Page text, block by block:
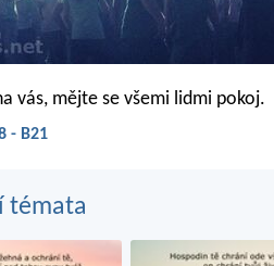
vás, mějte se všemi lidmi pokoj.
- B21
témata